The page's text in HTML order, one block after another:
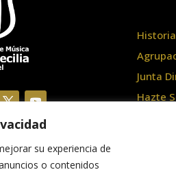
su experiencia de
o contenidos
Historia
Junta
Hazte